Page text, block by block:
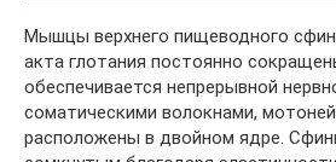
Мышцы верхнего пищеводного
акта глотания постоянно
обеспечивается непрерывной
соматическими волокнами,
расположены в двойном ядре.